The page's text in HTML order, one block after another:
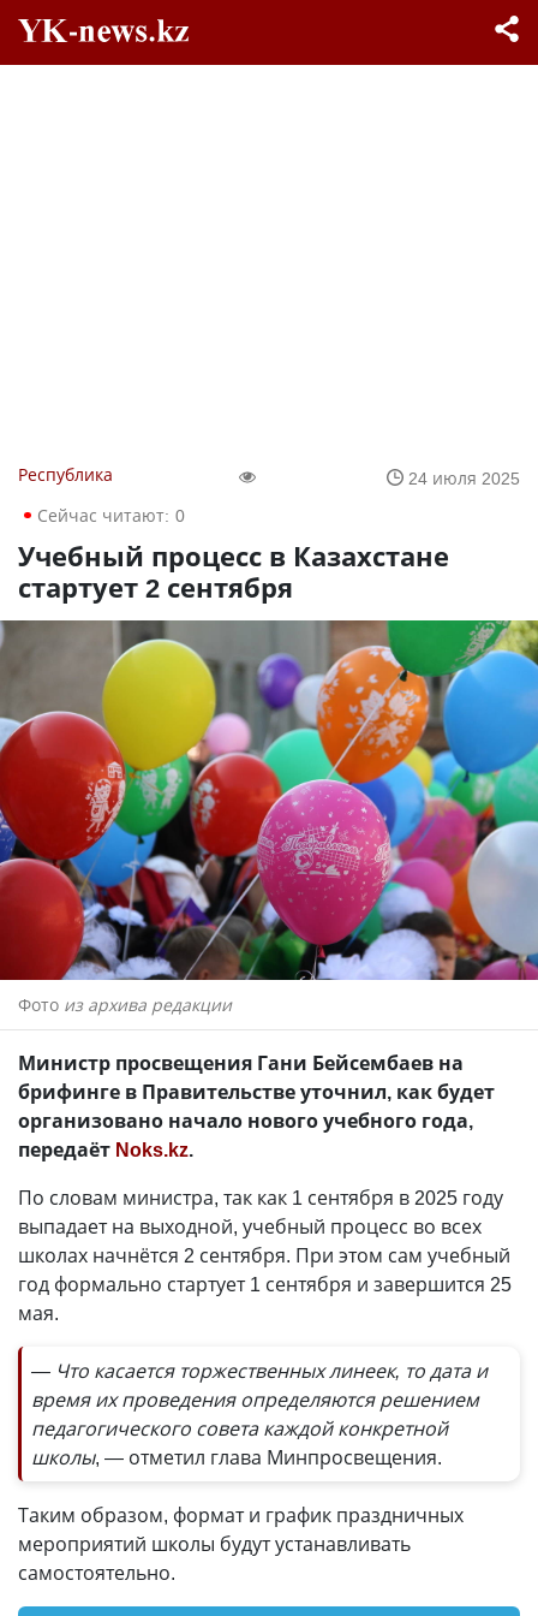
Республика
24 июля 2025
Сейчас читают: 0
Учебный процесс в Казахстане
стартует 2 сентября
Фото из архива редакции
Министр просвещения Гани Бейсембаев на
брифинге в Правительстве уточнил, как будет
организовано начало нового учебного года,
передаёт Noks.kz.
По словам министра, так как 1 сентября в 2025 году
выпадает на выходной, учебный процесс во всех
школах начнётся 2 сентября. При этом сам учебный
год формально стартует 1 сентября и завершится 25
мая.
— Что касается торжественных линеек, то дата и
время их проведения определяются решением
педагогического совета каждой конкретной
школы, — отметил глава Минпросвещения.
Таким образом, формат и график праздничных
мероприятий школы будут устанавливать
самостоятельно.